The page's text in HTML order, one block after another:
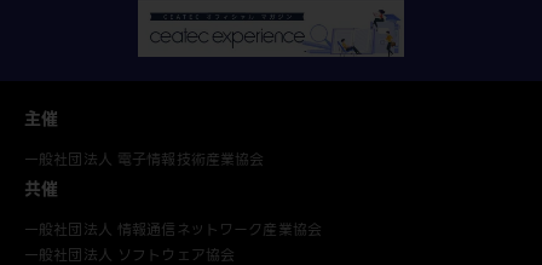
主催
一般社団法人 電子情報技術産業協会
共催
一般社団法人 情報通信ネットワーク産業協会
一般社団法人 ソフトウェア協会